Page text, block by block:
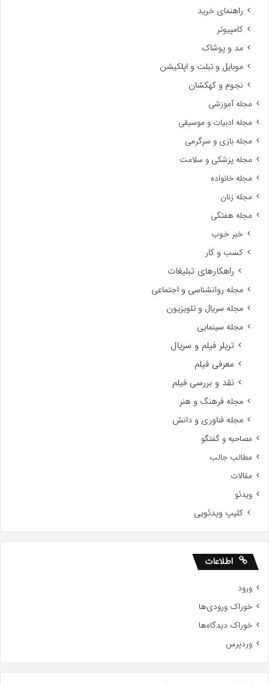
راهنمای خرید
کامپیوتر
مد و پوشاک
موبایل و تبلت و اپلکیشن
نجوم و کهکشان
مجله آموزشی
مجله ادبیات و موسیقی
مجله بازی و سرگرمی
مجله پزشکی و سلامت
مجله خانواده
مجله زنان
مجله هفتگی
خبر خوب
کسب و کار
راهکارهای تبلیغات
مجله روانشناسی و اجتماعی
مجله سریال و تلویزیون
مجله سینمایی
تریلر فیلم و سریال
معرفی فیلم
نقد و بررسی فیلم
مجله فرهنگ و هنر
مجله فناوری و دانش
مصاحبه و گفتگو
مطالب جالب
مقالات
ویدئو
کلیپ ویدئویی
اطلاعات
ورود
خوراک ورودی‌ها
خوراک دیدگاه‌ها
وردپرس